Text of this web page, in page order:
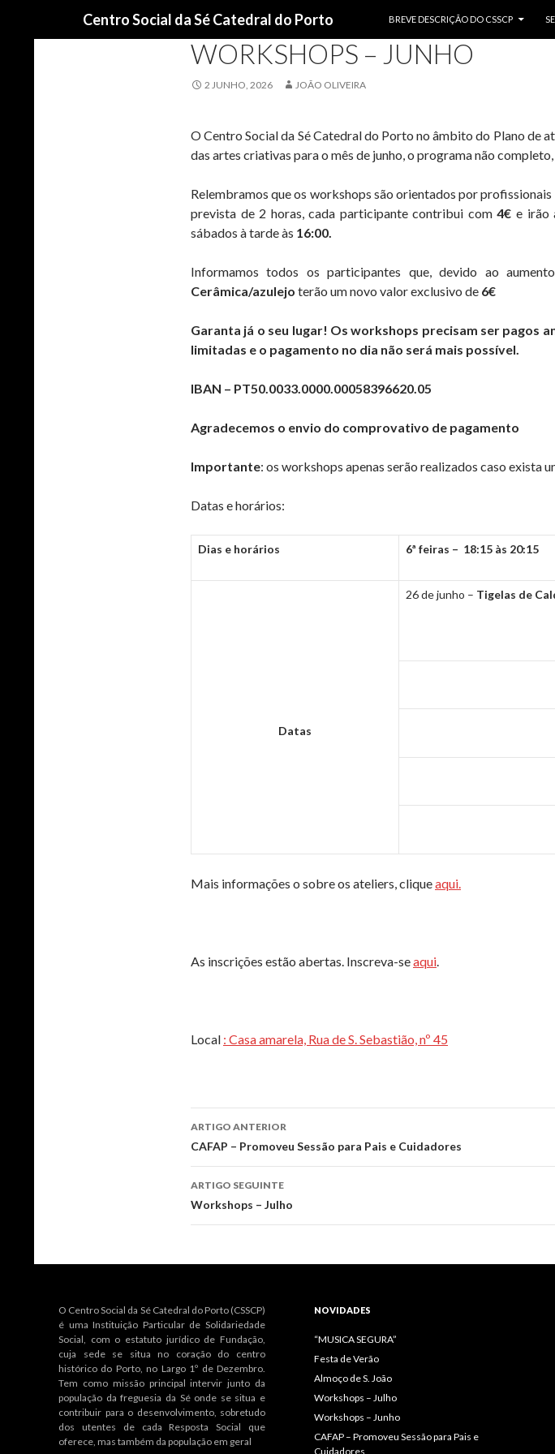
Centro Social da Sé Catedral do Porto
BREVE DESCRIÇÃO DO CSSCP
INFÂNCIA,JOVENS / SÉNIORES NOTÍCIAS
WORKSHOPS – JUNHO
2 JUNHO, 2026 JOÃO OLIVEIRA
O Centro Social da Sé Catedral do Porto no âmbito do Plano de
das artes criativas para o mês de junho, o programa não
Relembramos que os workshops são orientados por
prevista de 2 horas, cada participante contribui com4€ e irão
sábados à tarde às 16:00.
Informamos todos os participantes que, devido ao
Cerâmica/azulejo terão um novo valor exclusivo de 6€
Garanta já o seu lugar! Os workshops precisam ser pagos
limitadas e o pagamento no dia não será mais possível.
IBAN – PT50.0033.0000.00058396620.05
Agradecemos o envio do comprovativo de pagamento
Importante: os workshops apenas serão realizados caso exista
Datas e horários:
Dias e horários 6ª feiras – 18:15 às 20:15
Datas
26 de junho – Tigelas de
Mais informações o sobre os ateliers, cliqueaqui.
As inscrições estão abertas. Inscreva-seaqui.
Local : Casa amarela, Rua de S. Sebastião, nº 45
Navegação
de
artigos
ARTIGO ANTERIOR
CAFAP – Promoveu Sessão para Pais e Cuidadores
ARTIGO SEGUINTE
Workshops – Julho
O Centro Social da Sé Catedral do Porto (CSSCP)
é uma Instituição Particular de Solidariedade
Social, com o estatuto jurídico de Fundação,
cuja sede se situa no coração do centro
histórico do Porto, no Largo 1º de Dezembro.
Tem como missão principal intervir junto da
população da freguesia da Sé onde se situa e
contribuir para o desenvolvimento, sobretudo
dos utentes de cada Resposta Social que
oferece, mas também da população em geral
NOVIDADES
“MUSICA SEGURA”
Festa de Verão
Almoço de S. João
Workshops – Julho
Workshops – Junho
CAFAP – Promoveu Sessão para Pais e
Cuidadores